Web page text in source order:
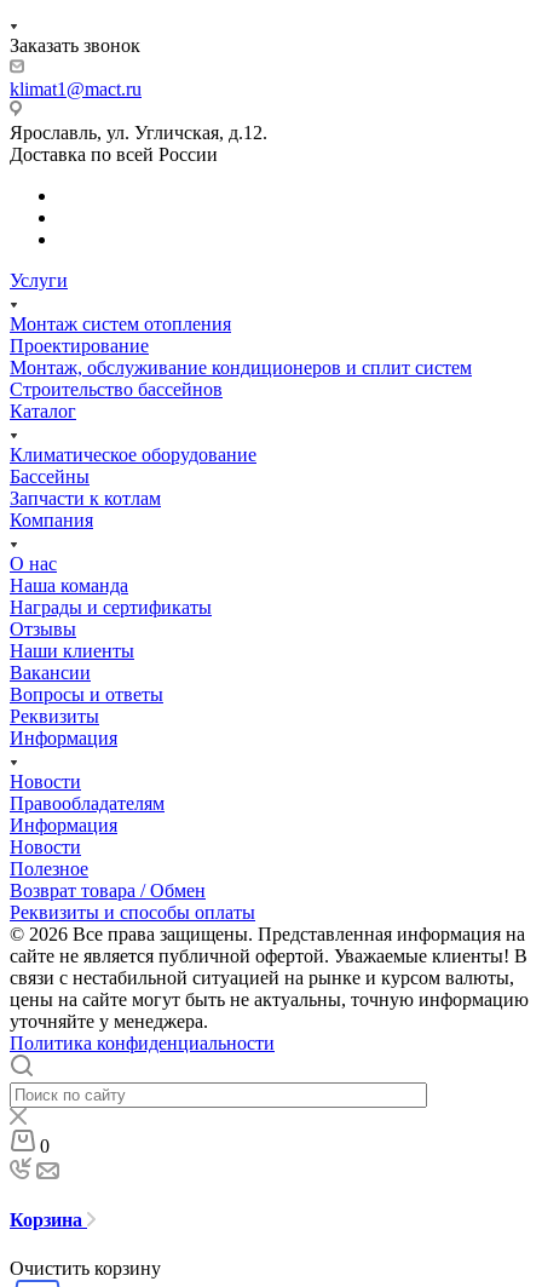
Заказать звонок
klimat1@mact.ru
Ярославль, ул. Угличская, д.12.
Доставка по всей России
Услуги
Монтаж систем отопления
Проектирование
Монтаж, обслуживание кондиционеров и сплит систем
Строительство бассейнов
Каталог
Климатическое оборудование
Бассейны
Запчасти к котлам
Компания
О нас
Наша команда
Награды и сертификаты
Отзывы
Наши клиенты
Вакансии
Вопросы и ответы
Реквизиты
Информация
Новости
Правообладателям
Информация
Новости
Полезное
Возврат товара / Обмен
Реквизиты и способы оплаты
© 2026 Все права защищены. Представленная информация на
сайте не является публичной офертой. Уважаемые клиенты! В
связи с нестабильной ситуацией на рынке и курсом валюты,
цены на сайте могут быть не актуальны, точную информацию
уточняйте у менеджера.
Политика конфиденциальности
0
Корзина
Очистить корзину